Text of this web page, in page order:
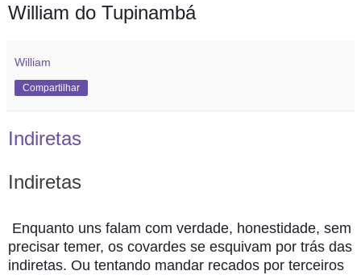
William do Tupinambá
William
Compartilhar
Indiretas
Indiretas
Enquanto uns falam com verdade, honestidade, sem
precisar temer, os covardes se esquivam por trás das
indiretas. Ou tentando mandar recados por terceiros